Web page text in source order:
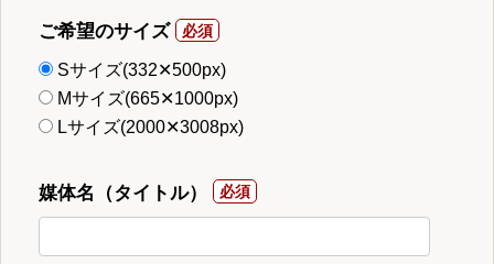
ご希望のサイズ
Sサイズ(332✕500px)
Mサイズ(665✕1000px)
Lサイズ(2000✕3008px)
媒体名（タイトル）